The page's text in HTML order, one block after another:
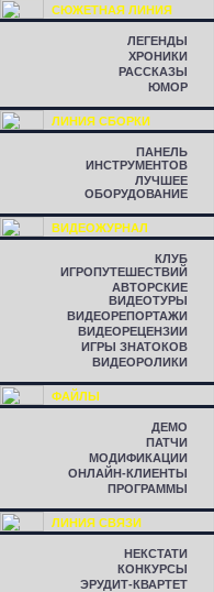
СЮЖЕТНАЯ ЛИНИЯ
ЛЕГЕНДЫ
ХРОНИКИ
РАССКАЗЫ
ЮМОР
ЛИНИЯ СБОРКИ
ПАНЕЛЬ
ИНСТРУМЕНТОВ
ЛУЧШЕЕ
ОБОРУДОВАНИЕ
ВИДЕОЖУРНАЛ
КЛУБ
ИГРОПУТЕШЕСТВИЙ
АВТОРСКИЕ
ВИДЕОТУРЫ
ВИДЕОРЕПОРТАЖИ
ВИДЕОРЕЦЕНЗИИ
ИГРЫ ЗНАТОКОВ
ВИДЕОРОЛИКИ
ФАЙЛЫ
ДЕМО
ПАТЧИ
МОДИФИКАЦИИ
ОНЛАЙН-КЛИЕНТЫ
ПРОГРАММЫ
ЛИНИЯ СВЯЗИ
НЕКСТАТИ
КОНКУРСЫ
ЭРУДИТ-КВАРТЕТ